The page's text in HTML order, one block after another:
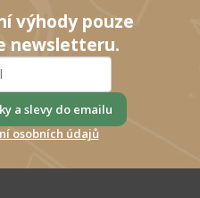
výhody pouze
newsletteru.
a slevy do emailu
osobních údajů